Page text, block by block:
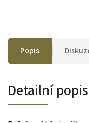
Popis
Detailní